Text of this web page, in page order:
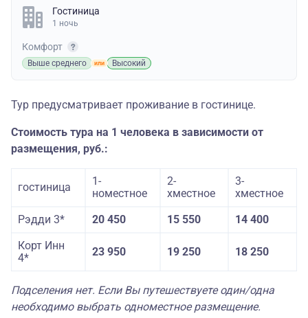
Гостиница
1 ночь
Комфорт
Выше среднего Высокий
Тур предусматривает проживание в гостинице.
Стоимость тура на 1 человека в зависимости от
размещения, руб.:
гостиница
1-
номестное
2-
хместное
3-
хместное
Рэдди 3*
20 450 15 550
14 400
Корт Инн
4*
23 950 19 250 18 250
Подселения нет. Если Вы путешествуете один/одна
необходимо выбрать одноместное размещение.